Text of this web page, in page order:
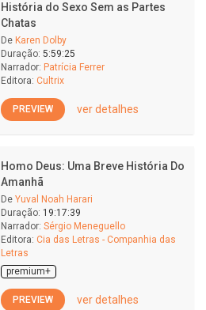
História do Sexo Sem as Partes
Chatas
De Karen Dolby
Duração: 5:59:25
Narrador: Patrícia Ferrer
Editora: Cultrix
PREVIEW ver detalhes
Homo Deus: Uma Breve História Do
Amanhã
De Yuval Noah Harari
Duração: 19:17:39
Narrador: Sérgio Meneguello
Editora: Cia das Letras - Companhia das
Letras
premium+
PREVIEW ver detalhes